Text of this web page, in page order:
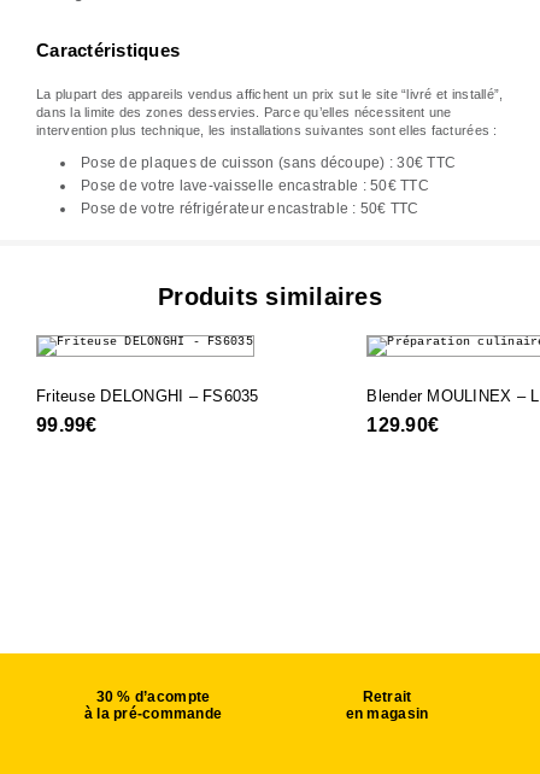
Caractéristiques
La plupart des appareils vendus affichent un prix sut le site “livré et installé”,
dans la limite des zones desservies. Parce qu’elles nécessitent une
intervention plus technique, les installations suivantes sont elles facturées :
Pose de plaques de cuisson (sans découpe) : 30€ TTC
Pose de votre lave-vaisselle encastrable : 50€ TTC
Pose de votre réfrigérateur encastrable : 50€ TTC
Produits similaires
Friteuse DELONGHI – FS6035
99.99€
Blender MOULINEX –
129.90€
30 % d’acompte
à la pré-commande
Retrait
en magasin